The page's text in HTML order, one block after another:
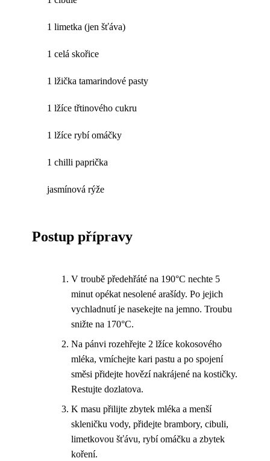
1 limetka (jen šťáva)
1 celá skořice
1 lžička tamarindové pasty
1 lžíce třtinového cukru
1 lžíce rybí omáčky
1 chilli paprička
jasmínová rýže
Postup přípravy
V troubě předehřáté na 190°C nechte 5
minut opékat nesolené arašídy. Po jejich
vychladnutí je nasekejte na jemno. Troubu
snižte na 170°C.
Na pánvi rozehřejte 2 lžíce kokosového
mléka, vmíchejte kari pastu a po spojení
směsi přidejte hovězí nakrájené na kostičky.
Restujte dozlatova.
K masu přilijte zbytek mléka a menší
skleničku vody, přidejte brambory, cibuli,
limetkovou šťávu, rybí omáčku a zbytek
koření.